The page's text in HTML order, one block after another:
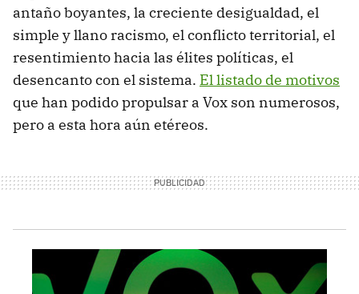
antaño boyantes, la creciente desigualdad, el
simple y llano racismo, el conflicto territorial, el
resentimiento hacia las élites políticas, el
desencanto con el sistema. El listado de motivos
que han podido propulsar a Vox son numerosos,
pero a esta hora aún etéreos.